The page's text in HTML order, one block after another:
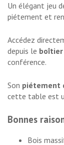
Un élégant jeu
piétement et
Accédez
depuis le
conférence.
Son piétement
cette table est
Bonnes
Bois